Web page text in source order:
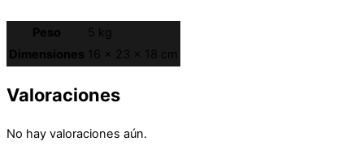
Peso
5 kg
Dimensiones 16 × 23 × 18 cm
Valoraciones
No hay valoraciones aún.